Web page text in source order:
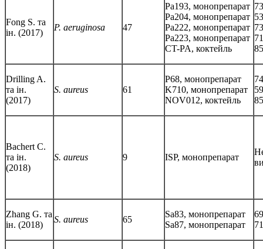
Fong S. та
ін. (2017)
P. aeruginosa 47
Pa193, монопрепарат
Pa204, монопрепарат
Pa222, монопрепарат
Pa223, монопрепарат
CT-PA, коктейль
Drilling A.
та ін.
(2017)
S. aureus 61
P68, монопрепарат
K710, монопрепарат
NOV012, коктейль
Bachert C.
та ін.
(2018)
S. aureus 9 ISP, монопрепарат
Zhang G. та
ін. (2018)
S. aureus 65
Sa83, монопрепарат
Sa87, монопрепарат